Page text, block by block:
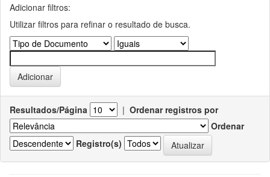
Adicionar filtros:
Utilizar filtros para refinar o resultado de busca.
Resultados/Página | Ordenar registros por
Ordenar
Registro(s)